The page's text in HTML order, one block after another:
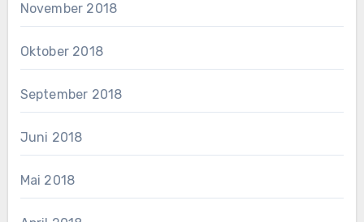
November 2018
Oktober 2018
September 2018
Juni 2018
Mai 2018